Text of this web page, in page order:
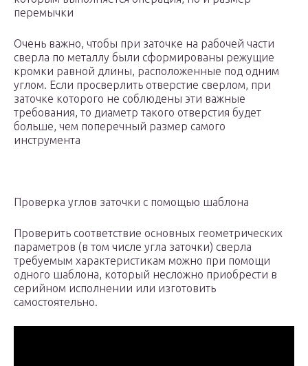
перемычки
Очень важно, чтобы при заточке на рабочей части
сверла по металлу были сформированы режущие
кромки равной длины, расположенные под одним
углом. Если просверлить отверстие сверлом, при
заточке которого не соблюдены эти важные
требования, то диаметр такого отверстия будет
больше, чем поперечный размер самого
инструмента
Проверка углов заточки с помощью шаблона
Проверить соответствие основных геометрических
параметров (в том числе угла заточки) сверла
требуемым характеристикам можно при помощи
одного шаблона, который несложно приобрести в
серийном исполнении или изготовить
самостоятельно.